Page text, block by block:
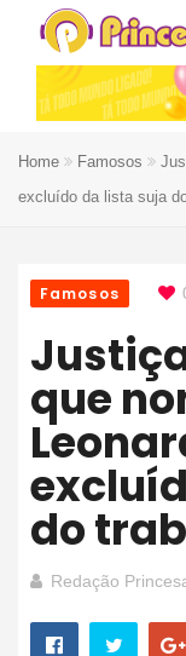
Home Famosos
excluído da lista suja
Famosos
Justiça determina
que
do
Redação